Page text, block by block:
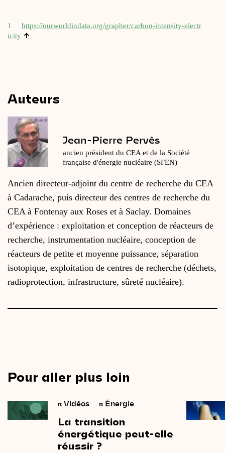
1
https://​our​worl​din​da​ta​.org/​g​r​a​p​h​e​r​/​c​a​r​b​o​n​-​i​n​t​e​n​s​i​t​y​-​e​l​e​c​t​r​
icity ↑
Auteurs
Jean-Pierre Pervès
ancien président du CEA et de la Société
française d'énergie nucléaire (SFEN)
Ancien directeur-adjoint du centre de recherche du CEA
à Cadarache, puis directeur des centres de recherche du
CEA à Fontenay aux Roses et à Saclay. Domaines
d’expérience : exploitation et conception de réacteurs de
recherche, instrumentation nucléaire, conception de
réacteurs de petite et moyenne puissance, séparation
isotopique, exploitation de centres de recherche (déchets,
radioprotection, infrastructure, sûreté nucléaire).
Pour aller plus loin
π Vidéos π Énergie
La transition
énergétique peut-elle
réussir ?